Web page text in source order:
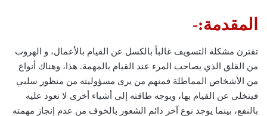
المقدمة:-
تقترن مشكلة التسويف غالباً بالكسل عن القيام بالأعمال، و الهروب
من القلق الذي يصاحب المرء عند القيام بالمهمة. هذا، وهناك أنواع
من الأشخاص المماطلة فمنهم من يرى مسؤوليته من منظور سلبي
فيتخلى عن القيام بها، ويوجه طاقته إلى أشياء أخرى لا تعود عليه
بالنفع، بينما يوجد نوع آخر دائم الشعور بالخوف من عدم إنجاز مهمته